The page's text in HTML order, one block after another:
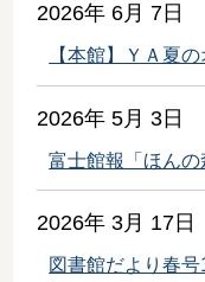
2026年 6月 7日
【本館】ＹＡ夏
2026年 5月 3日
富士館報「ほんの
2026年 3月 17日
図書館だより春